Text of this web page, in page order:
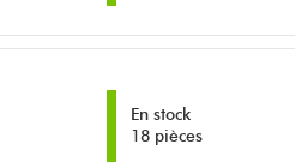
En stock
18 pièces